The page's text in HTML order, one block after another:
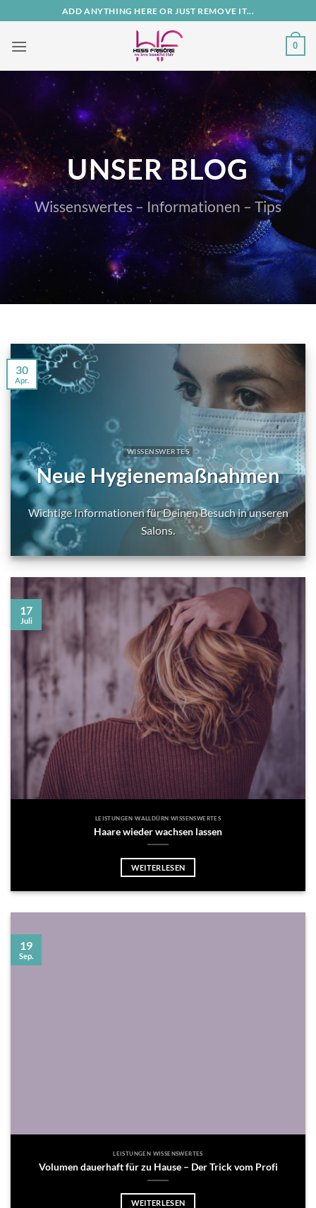
Inhalt
springen
ADD ANYTHING HERE OR JUST REMOVE IT...
0
UNSER BLOG
Wissenswertes – Informationen – Tips
WISSENSWERTES
Neue Hygienemaßnahmen
Wichtige Informationen für Deinen Besuch in unseren
Salons.
30
Apr.
LEISTUNGEN WALLDÜRN WISSENSWERTES
Haare wieder wachsen lassen
WEITERLESEN
17
Juli
LEISTUNGEN WISSENSWERTES
Volumen dauerhaft für zu Hause – Der Trick vom Profi
WEITERLESEN
19
Sep.